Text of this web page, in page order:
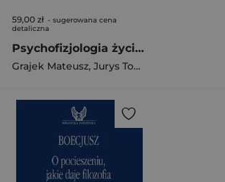
59,00 zł - sugerowana cena
detaliczna
Psychofizjologia życia codziennego
Grajek Mateusz, Jurys Tomasz